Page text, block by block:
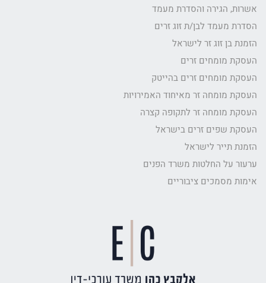
אשרות, הגירה והסדרת מעמד
הסדרת מעמד לבן/ת זוג זרים
הזמנת בן זוג זר לישראל
העסקת מומחים זרים
העסקת מומחים זרים בהייטק
העסקת מומחה זר מאיחוד האמירויות
העסקת מומחה זר לתקופה קצרה
העסקת שפים זרים בישראל
הזמנת תייר לישראל
ערעור על החלטות משרד הפנים
אימות מסמכים ציבוריים